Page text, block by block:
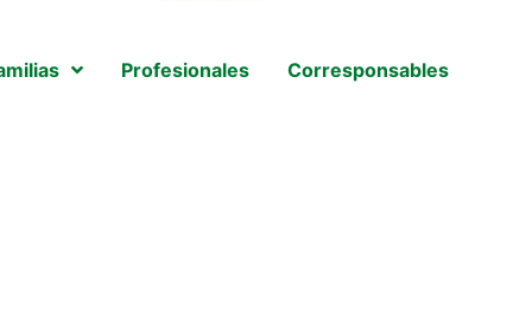
Profesionales Corresponsables